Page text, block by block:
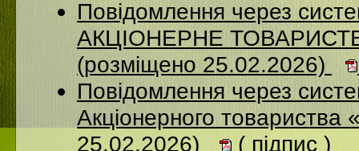
Повідомлення через
АКЦІОНЕРНЕ
(розміщено 25.02.2026)
Повідомлення через
Акціонерного
25.02.2026)
( підпис )